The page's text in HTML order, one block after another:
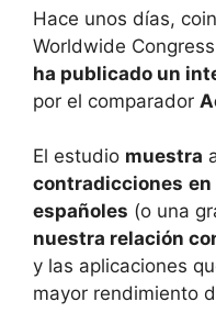
Hace unos días,
Worldwide
ha publicado un
por el comparador
El estudio muestra
contradicciones en
españoles (o una
nuestra relación
y las aplicaciones
mayor rendimiento